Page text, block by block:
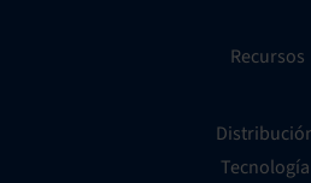
Recursos
Tecnología